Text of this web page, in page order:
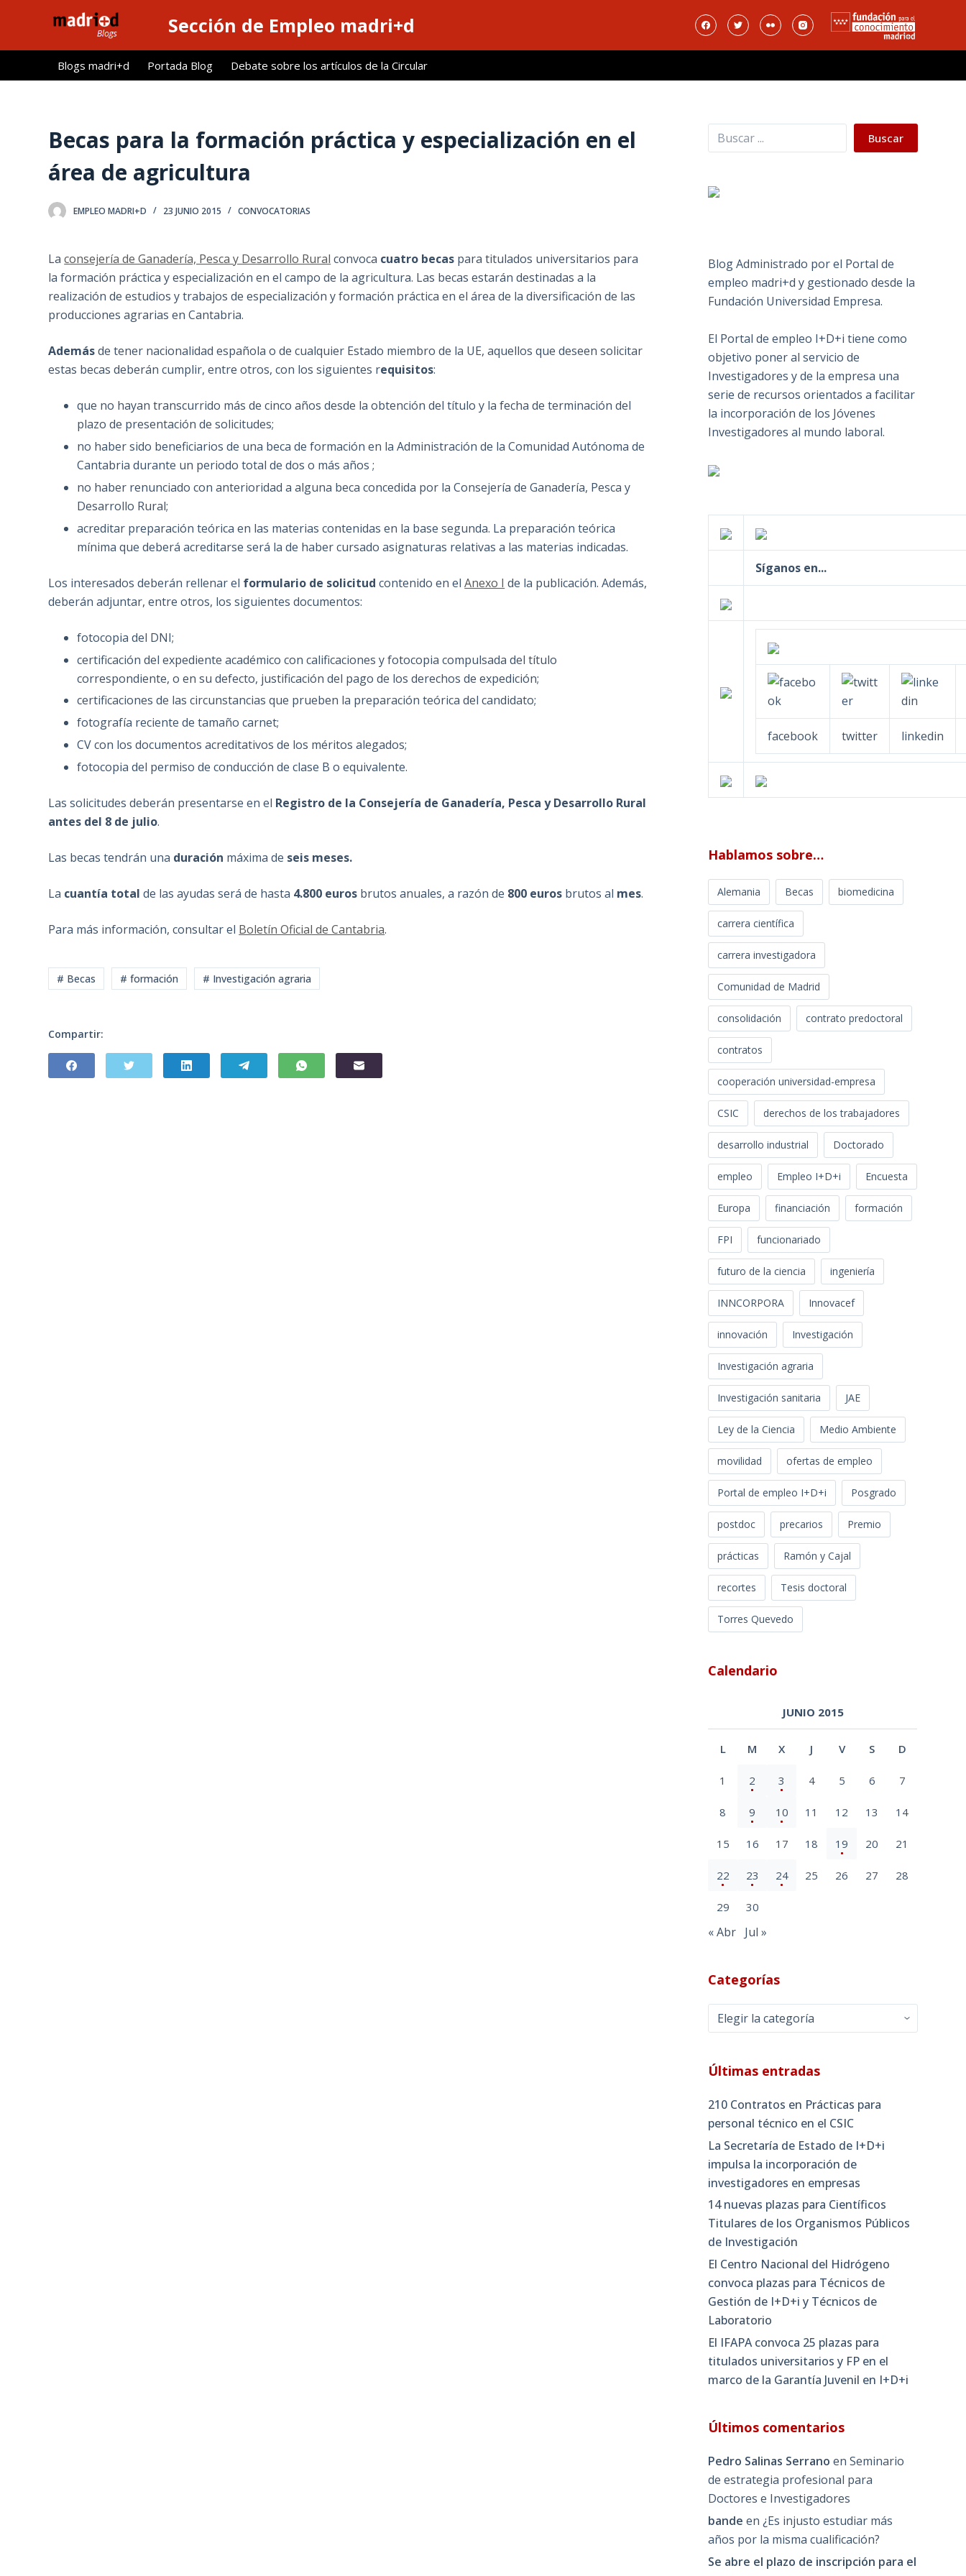
l
Sección de Empleo madri+d
Blogs madri+d Portada Blog Debate sobre los artículos de la Circular
Becas para la formación práctica y especialización en el
área de agricultura
EMPLEO MADRI+D 23 JUNIO 2015 CONVOCATORIAS
Laconsejería de Ganadería, Pesca y Desarrollo Rural convoca cuatro becas para titulados universitarios para
la formación práctica y especialización en el campo de la agricultura. Las becas estarán destinadas a la
realización de estudios y trabajos de especialización y formación práctica en el área de la diversificación de las
producciones agrarias en Cantabria.
Ademásde tener nacionalidad española o de cualquier Estado miembro de la UE, aquellos que deseen solicitar
estas becas deberán cumplir, entre otros, con los siguientes requisitos:
que no hayan transcurrido más de cinco años desde la obtención del título y la fecha de terminación del
plazo de presentación de solicitudes;
no haber sido beneficiarios de una beca de formación en la Administración de la Comunidad Autónoma de
Cantabria durante un periodo total de dos o más años ;
no haber renunciado con anterioridad a alguna beca concedida por la Consejería de Ganadería, Pesca y
Desarrollo Rural;
acreditar preparación teórica en las materias contenidas en la base segunda. La preparación teórica
mínima que deberá acreditarse será la de haber cursado asignaturas relativas a las materias indicadas.
Los interesados deberán rellenar el formulario de solicitud contenido en elAnexo I de la publicación. Además,
deberán adjuntar, entre otros, los siguientes documentos:
fotocopia del DNI;
certificación del expediente académico con calificaciones y fotocopia compulsada del título
correspondiente, o en su defecto, justificación del pago de los derechos de expedición;
certificaciones de las circunstancias que prueben la preparación teórica del candidato;
fotografía reciente de tamaño carnet;
CV con los documentos acreditativos de los méritos alegados;
fotocopia del permiso de conducción de clase B o equivalente.
Las solicitudes deberán presentarse en el Registro de la Consejería de Ganadería, Pesca y Desarrollo Rural
antes del 8 de julio.
Las becas tendrán una duración máxima de seis meses.
La cuantía total de las ayudas será de hasta 4.800 euros brutos anuales, a razón de 800 euros brutos al mes.
Para más información, consultar el Boletín Oficial de Cantabria.
# Becas # formación # Investigación agraria
Compartir:
Buscar Buscar
Blog Administrado por el Portal de
empleo madri+d y gestionado desde la
Fundación Universidad Empresa.
El Portal de empleo I+D+i tiene como
objetivo poner al servicio de
Investigadores y de la empresa una
serie de recursos orientados a facilitar
la incorporación de los Jóvenes
Investigadores al mundo laboral.
Síganos en...
facebook twitter linkedin
Hablamos sobre…
Alemania Becas biomedicina
carrera científica
carrera investigadora
Comunidad de Madrid
consolidación contrato predoctoral
contratos
cooperación universidad-empresa
CSIC derechos de los trabajadores
desarrollo industrial Doctorado
empleo Empleo I+D+i Encuesta
Europa financiación formación
FPI funcionariado
futuro de la ciencia ingeniería
INNCORPORA Innovacef
innovación Investigación
Investigación agraria
Investigación sanitaria JAE
Ley de la Ciencia Medio Ambiente
movilidad ofertas de empleo
Portal de empleo I+D+i Posgrado
postdoc precarios Premio
prácticas Ramón y Cajal
recortes Tesis doctoral
Torres Quevedo
Calendario
JUNIO 2015
L M X J V S D
1 2 3 4 5 6 7
8 9 10 11 12 13 14
15 16 17 18 19 20 21
22 23 24 25 26 27 28
29 30
« Abr Jul »
Categorías
Categorías
Últimas entradas
210 Contratos en Prácticas para
personal técnico en el CSIC
La Secretaría de Estado de I+D+i
impulsa la incorporación de
investigadores en empresas
14 nuevas plazas para Científicos
Titulares de los Organismos Públicos
de Investigación
El Centro Nacional del Hidrógeno
convoca plazas para Técnicos de
Gestión de I+D+i y Técnicos de
Laboratorio
El IFAPA convoca 25 plazas para
titulados universitarios y FP en el
marco de la Garantía Juvenil en I+D+i
Últimos comentarios
Pedro Salinas Serrano enSeminario
de estrategia profesional para
Doctores e Investigadores
bande en¿Es injusto estudiar más
años por la misma cualificación?
Se abre el plazo de inscripción para el